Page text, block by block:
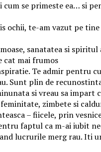
cum se primeste ea… si
ochii, te-am vazut pe
sanatatea si
cat mai frumos
Te admir
Sunt plin de
si vreau sa
zimbete si
– fiicele, prin
faptul ca m-ai iubit
lucrurile merg rau. Iti